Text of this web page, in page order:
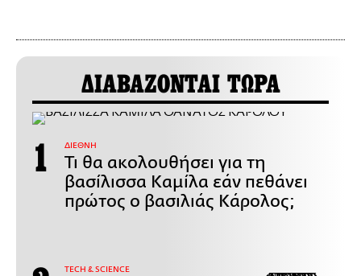
ΔΙΑΒΑΖΟΝΤΑΙ ΤΩΡΑ
ΔΙΕΘΝΗ
Τι θα ακολουθήσει για τη
βασίλισσα Καμίλα εάν πεθάνει
πρώτος ο βασιλιάς Κάρολος;
ΤECH & SCIENCE